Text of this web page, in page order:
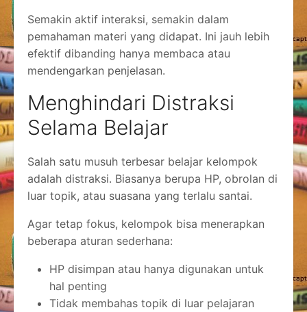
Semakin aktif interaksi, semakin dalam
pemahaman materi yang didapat. Ini jauh lebih
efektif dibanding hanya membaca atau
mendengarkan penjelasan.
Menghindari Distraksi
Selama Belajar
Salah satu musuh terbesar belajar kelompok
adalah distraksi. Biasanya berupa HP, obrolan di
luar topik, atau suasana yang terlalu santai.
Agar tetap fokus, kelompok bisa menerapkan
beberapa aturan sederhana:
HP disimpan atau hanya digunakan untuk
hal penting
Tidak membahas topik di luar pelajaran